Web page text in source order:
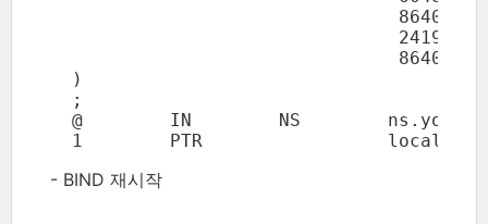
86400
2419200
86400
  )
  ;
@        IN        NS
1        PTR
- BIND 재시작